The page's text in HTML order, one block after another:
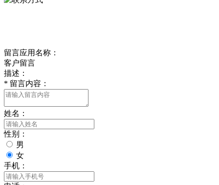
留言应用名称：
客户留言
描述：
* 留言内容：
姓名：
性别：
男
女
手机：